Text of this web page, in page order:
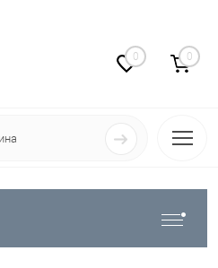
0 0